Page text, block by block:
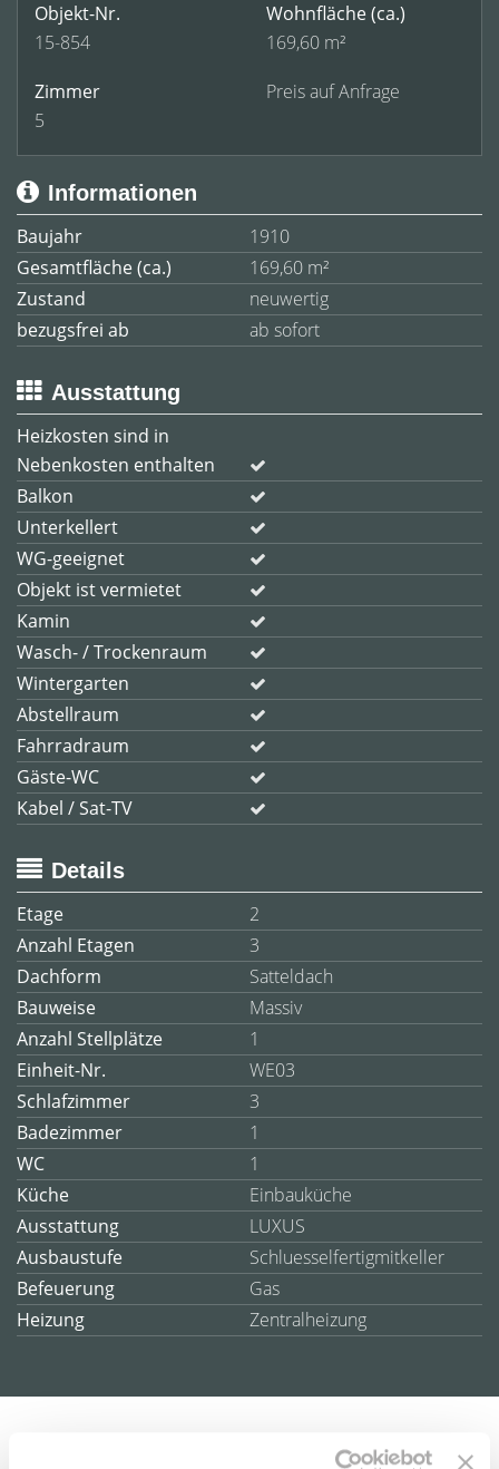
Objekt-Nr.
15-854
Wohnfläche(ca.)
169,60 m²
Zimmer
5
Preis auf Anfrage
Informationen
Baujahr
1910
Gesamtfläche (ca.)
169,60 m²
Zustand
neuwertig
bezugsfrei ab
ab sofort
Ausstattung
Heizkosten sind in
Nebenkosten enthalten
Balkon
Unterkellert
WG-geeignet
Objekt ist vermietet
Kamin
Wasch- / Trockenraum
Wintergarten
Abstellraum
Fahrradraum
Gäste-WC
Kabel / Sat-TV
Details
Etage
2
Anzahl Etagen
3
Dachform
Satteldach
Bauweise
Massiv
Anzahl Stellplätze
1
Einheit-Nr.
WE03
Schlafzimmer
3
Badezimmer
1
WC
1
Küche
Einbauküche
Ausstattung
LUXUS
Ausbaustufe
Schluesselfertigmitkeller
Befeuerung
Gas
Heizung
Zentralheizung